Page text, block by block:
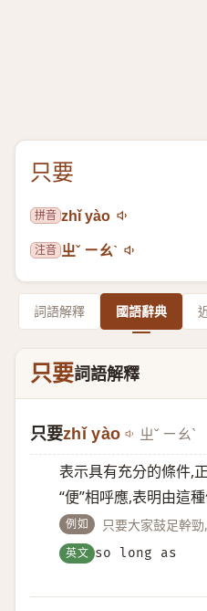
只要
拼音 zhǐ yào
注音 ㄓˇ ㄧㄠˋ
詞語解釋 國語辭典
只要詞語解釋
只要zhǐ yào ㄓˇ ㄧㄠˋ
表示具有充分的條件,正
“便”相呼應,表明由這
例如 只要大家鼓足幹
英文 so long as